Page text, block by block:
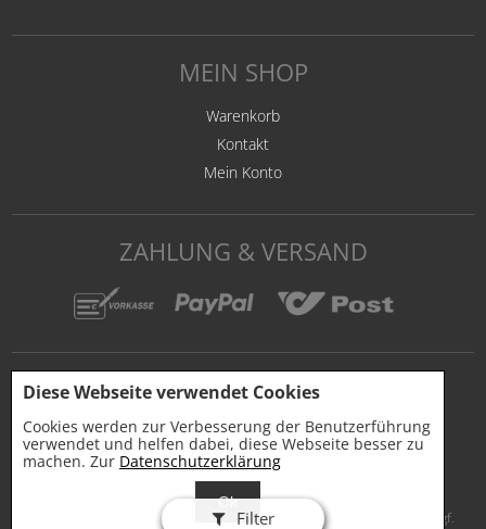
Filter
MEIN SHOP
Warenkorb
Kontakt
Mein Konto
ZAHLUNG & VERSAND
* Alle Preise inkl. gesetzl. Mehrwertsteuer zzgl. Versandkosten und ggf.
Diese Webseite verwendet Cookies
Cookies werden zur Verbesserung der Benutzerführung
verwendet und helfen dabei, diese Webseite besser zu
machen. Zur Datenschutzerklärung